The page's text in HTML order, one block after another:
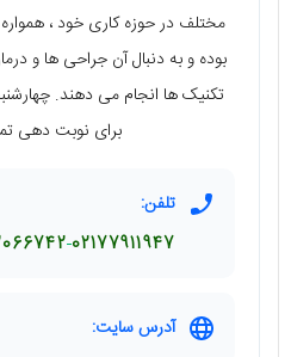
مختلف در حوزه کاری خود ،
بوده و به دنبال آن جراحی ها و
برای نوبت دهی
تلفن:
02177911947
آدرس سایت: